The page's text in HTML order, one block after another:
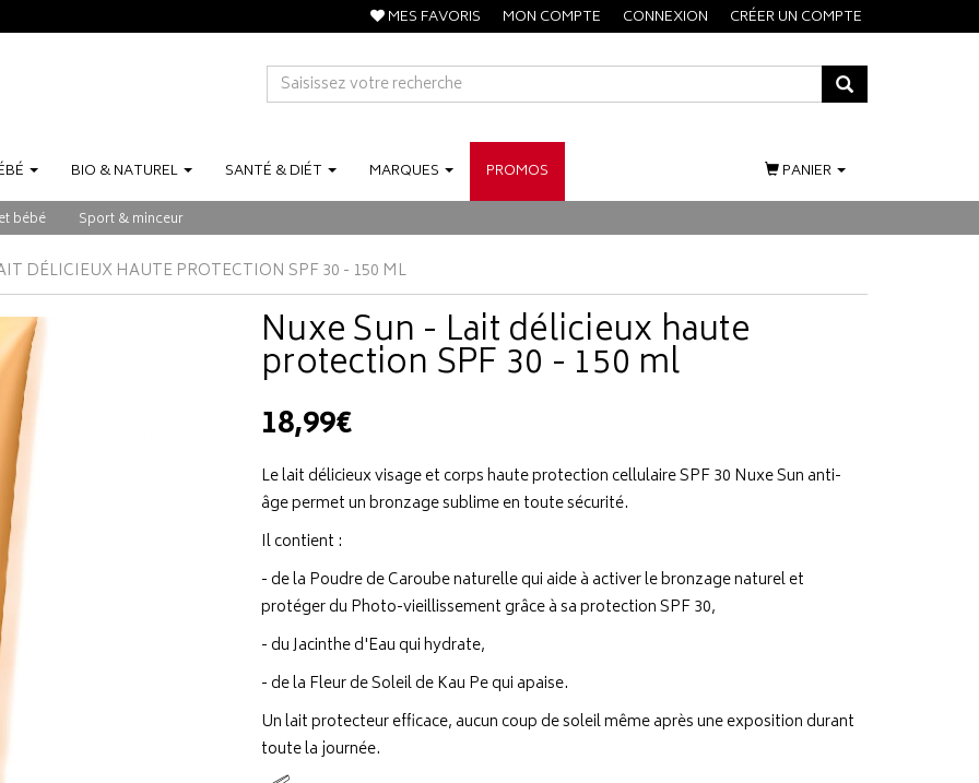
MES FAVORIS MON COMPTE CONNEXION CRÉER UN COMPTE
BIO &NATUREL SANTÉ &DIÉT MARQUES PROMOS
bébé Sport & minceur
PANIER
DÉLICIEUX HAUTE PROTECTION SPF 30 - 150 ML
Nuxe Sun - Lait délicieux haute
protection SPF 30 - 150 ml
18,99€
Le lait délicieux visage et corps haute protection cellulaire SPF 30 Nuxe Sun anti-
âge permet un bronzage sublime en toute sécurité.
Il contient :
- de la Poudre de Caroube naturelle qui aide à activer le bronzage naturel et
protéger du Photo-vieillissement grâce à sa protection SPF 30,
- du Jacinthe d'Eau qui hydrate,
- de la Fleur de Soleil de Kau Pe qui apaise.
Un lait protecteur efficace, aucun coup de soleil même après une exposition durant
toute la journée.